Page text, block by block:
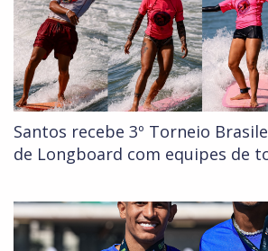
Santos recebe 3º Torneio
de Longboard com equipes de